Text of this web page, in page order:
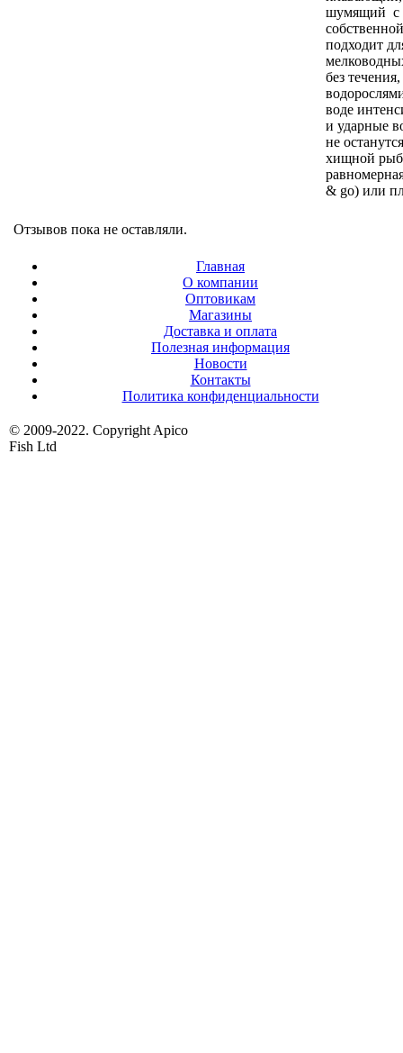
шумящий с
подходит
без
воде
и ударные
не
хищной
& go) или
Отзывов пока не оставляли.
Главная
О компании
Оптовикам
Магазины
Доставка и оплата
Полезная информация
Новости
Контакты
Политика конфиденциальности
© 2009-2022. Copyright Apico
Fish Ltd